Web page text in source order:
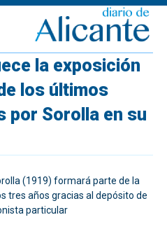
la exposición
los últimos
por Sorolla en su
(1919) formará parte de la
tres años gracias al depósito de
particular